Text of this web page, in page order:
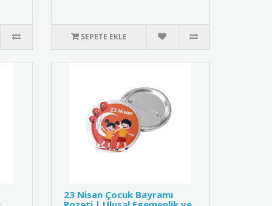
SEPETE EKLE
23 Nisan Çocuk Bayramı